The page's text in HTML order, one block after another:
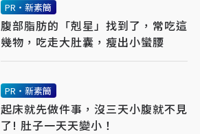
PR・新素簡
腹部脂肪的「剋星」找到了，常吃這
幾物，吃走大肚囊，瘦出小蠻腰
PR・新素簡
起床就先做件事，沒三天小腹就不見
了! 肚子一天天變小！